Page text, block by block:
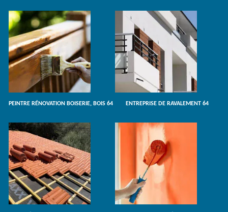
PEINTRE RÉNOVATION BOISERIE, BOIS 64 ENTREPRISE DE RAVALEMENT 64